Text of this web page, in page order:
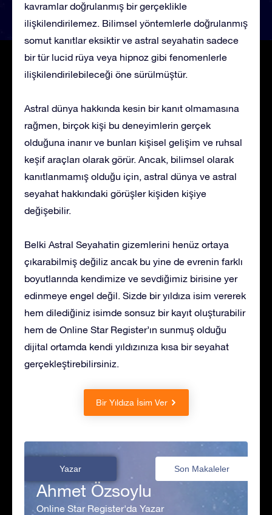
kavramlar doğrulanmış bir gerçeklikle
ilişkilendirilemez. Bilimsel yöntemlerle doğrulanmış
somut kanıtlar eksiktir ve astral seyahatin sadece
bir tür lucid rüya veya hipnoz gibi fenomenlerle
ilişkilendirilebileceği öne sürülmüştür.
Astral dünya hakkında kesin bir kanıt olmamasına
rağmen, birçok kişi bu deneyimlerin gerçek
olduğuna inanır ve bunları kişisel gelişim ve ruhsal
keşif araçları olarak görür. Ancak, bilimsel olarak
kanıtlanmamış olduğu için, astral dünya ve astral
seyahat hakkındaki görüşler kişiden kişiye
değişebilir.
Belki Astral Seyahatin gizemlerini henüz ortaya
çıkarabilmiş değiliz ancak bu yine de evrenin farklı
boyutlarında kendimize ve sevdiğimiz birisine yer
edinmeye engel değil. Sizde bir yıldıza isim vererek
hem dilediğiniz isimde sonsuz bir kayıt oluşturabilir
hem de Online Star Register’ın sunmuş olduğu
dijital ortamda kendi yıldızınıza kısa bir seyahat
gerçekleştirebilirsiniz.
Bir Yıldıza İsim Ver
Yazar Son Makaleler
Ahmet Özsoylu
Online Star Register'da Yazar